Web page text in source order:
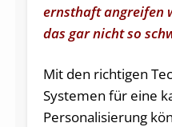
ernsthaft angreifen
das gar nicht so
Mit den richtigen
Systemen für eine
Personalisierung